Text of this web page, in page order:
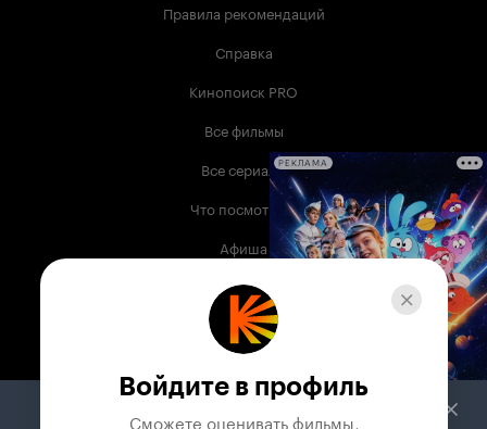
Правила рекомендаций
Справка
Кинопоиск PRO
Все фильмы
Все сериалы
Что посмотреть
Афиша
Музыка
Телепрограмма
Служба поддержки
РЕКЛАМА
Войдите в профиль
Сможете оценивать фильмы,